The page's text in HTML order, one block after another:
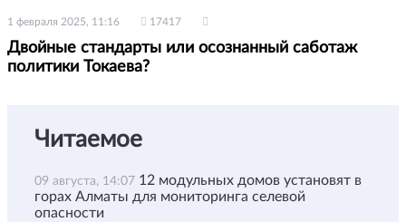
1 февраля 2025, 11:16 17417
Двойные стандарты или осознанный саботаж
политики Токаева?
Читаемое
09 августа, 14:07 12 модульных домов установят в
горах Алматы для мониторинга селевой
опасности